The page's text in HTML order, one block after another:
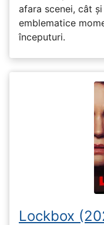
afara scenei, cât
emblematice
începuturi.
Lockbox